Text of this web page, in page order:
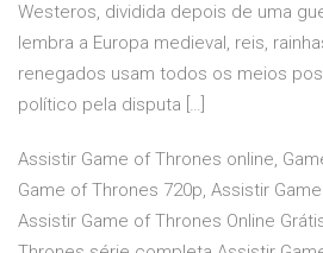
Westeros, dividida depois de uma
lembra a Europa medieval, reis,
renegados usam todos os meios
político pela disputa […]
Assistir Game of Thrones online,
Game of Thrones 720p, Assistir
Assistir Game of Thrones Online